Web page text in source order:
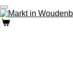
Ga
direct
naar